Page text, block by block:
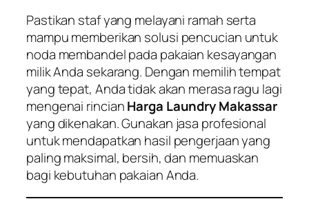
Pastikan staf yang melayani ramah serta
mampu memberikan solusi pencucian untuk
noda membandel pada pakaian kesayangan
milik Anda sekarang. Dengan memilih tempat
yang tepat, Anda tidak akan merasa ragu lagi
mengenai rincianHarga Laundry Makassar
yang dikenakan. Gunakan jasa profesional
untuk mendapatkan hasil pengerjaan yang
paling maksimal, bersih, dan memuaskan
bagi kebutuhan pakaian Anda.